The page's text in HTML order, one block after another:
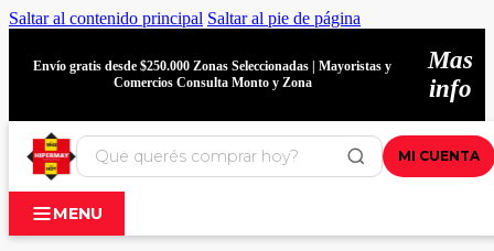
Saltar al contenido principal Saltar al pie de página
Envío gratis desde $250.000 Zonas Seleccionadas | Mayoristas y
Comercios Consulta Monto y Zona
Mas
info
MI CUENTA
MENU